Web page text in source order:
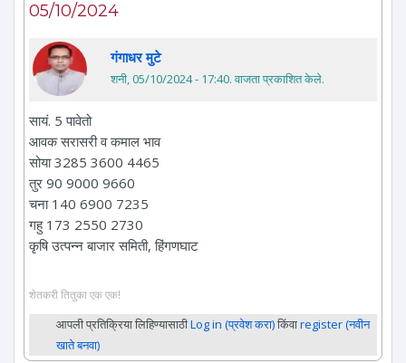
05/10/2024
गंगाधर मुटे
शनी, 05/10/2024 - 17:40. वाजता प्रकाशित केले.
सायं. 5 पावेतो
आवक सरासरी व कमाल भाव
सोया 3285 3600 4465
तुर 90 9000 9660
चना 140 6900 7235
गहु 173 2550 2730
कृषि उत्पन्न बाजार समिती, हिंगणघाट
शेतकरी तितुका एक एक!
आपली प्रतिक्रिया लिहिण्यासाठीLog in (प्रवेश करा)किंवाregister (नवीन
खाते बनवा)